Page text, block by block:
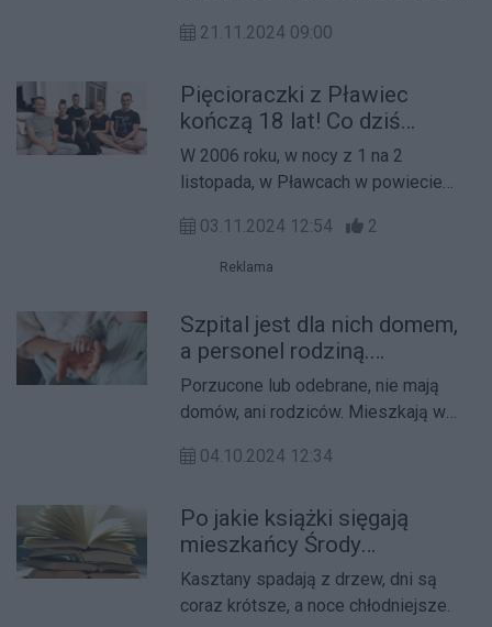
21.11.2024 09:00
Pięcioraczki z Pławiec
kończą 18 lat! Co dziś
słychać u rodzeństwa?
W 2006 roku, w nocy z 1 na 2
listopada, w Pławcach w powiecie
pięcioraczki.
03.11.2024 12:54 2
Reklama
Szpital jest dla nich domem,
a personel rodziną.
Porzucone dzieci mieszkają
na oddziałach
Porzucone lub odebrane, nie mają
domów, ani rodziców. Mieszkają w
04.10.2024 12:34
Po jakie książki sięgają
mieszkańcy Środy
Wielkopolskiej?
Kasztany spadają z drzew, dni są
coraz krótsze, a noce chłodniejsze.